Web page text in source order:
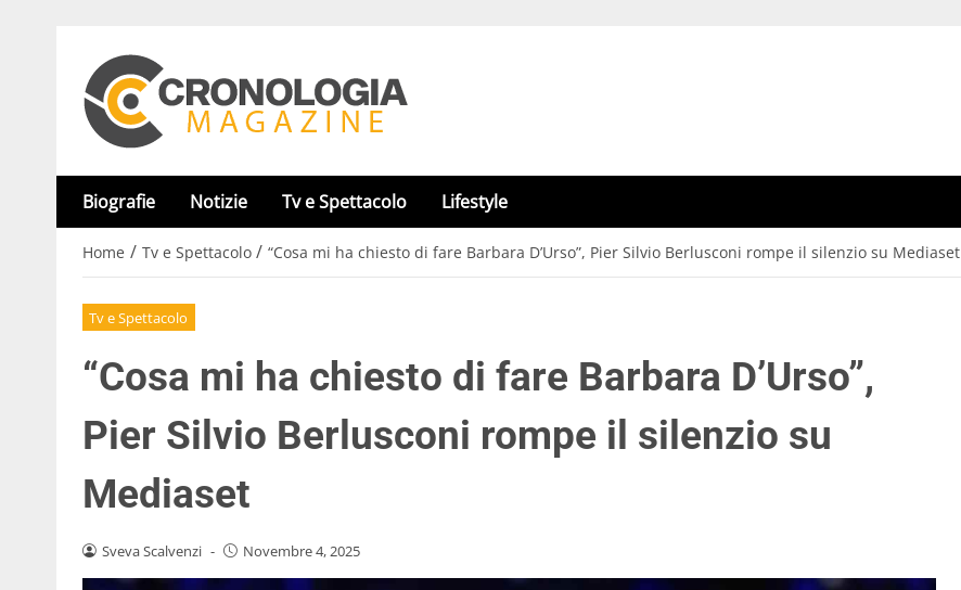
Biografie Notizie Tv e Spettacolo Lifestyle
Home / Tv e Spettacolo / “Cosa mi ha chiesto di fare Barbara D’Urso”, Pier Silvio Berlusconi rompe il silenzio su Mediaset
Tv e Spettacolo
“Cosa mi ha chiesto di fare Barbara D’Urso”,
Pier Silvio Berlusconi rompe il silenzio su
Mediaset
Sveva Scalvenzi - Novembre 4, 2025